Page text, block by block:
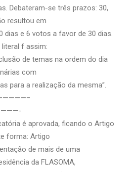
Debateram-se três prazos: 30,
resultou em
dias e 6 votos a favor de 30 dias.
f assim:
de temas na ordem do dia
com
para a realização da mesma”.
é aprovada, ficando o Artigo
forma: Artigo
de mais de uma
da FLASOMA,